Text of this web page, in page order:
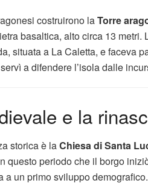
costruirono laTorre
basaltica, alto circa 13 metri.
, situata a La Caletta, e faceva
a difendere l’isola dalle
e la
storica è laChiesa di Santa
questo periodo che il borgo
a un primo sviluppo demografico.